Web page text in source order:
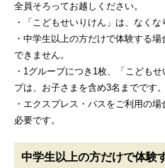
全員そろってお越しください。
・「こどもせいりけん」は、なくな
・中学生以上の方だけで体験する
できません。
・1グループにつき1枚、「こども
プは、お子さまを含め3名までです。
・エクスプレス・パスをご利用の
必要です。
中学生以上の方だけで体験